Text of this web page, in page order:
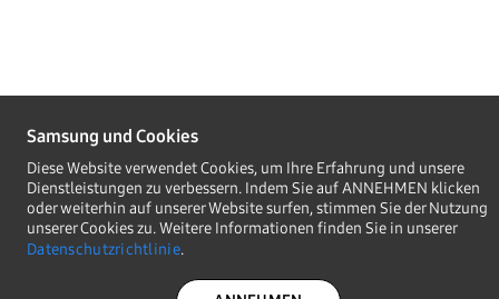
Samsung und Cookies
Diese Website verwendet Cookies, um Ihre Erfahrung und unsere
Dienstleistungen zu verbessern. Indem Sie auf ANNEHMEN klicken
oder weiterhin auf unserer Website surfen, stimmen Sie der Nutzung
unserer Cookies zu. Weitere Informationen finden Sie in unserer
Datenschutzrichtlinie.